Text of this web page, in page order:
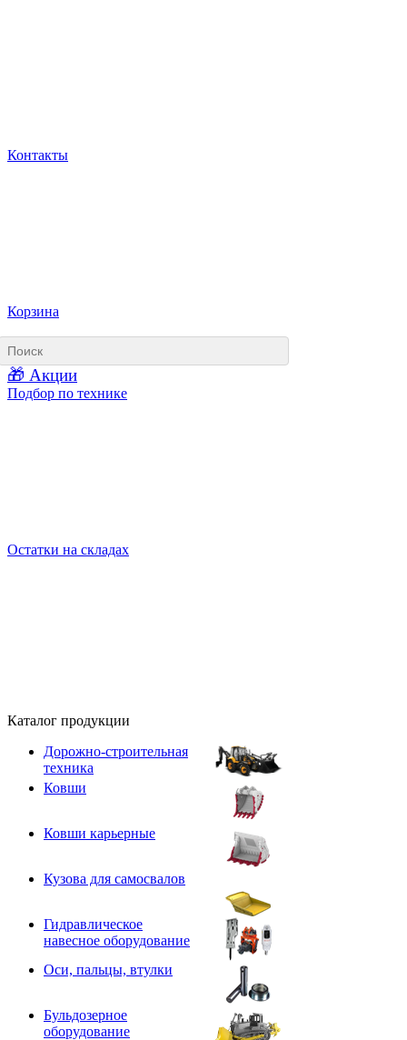
Контакты
Корзина
🎁 Акции
Подбор по технике
Остатки на складах
Каталог продукции
Дорожно-строительная
техника
Ковши
Ковши карьерные
Кузова для самосвалов
Гидравлическое
навесное оборудование
Оси, пальцы, втулки
Бульдозерное
оборудование